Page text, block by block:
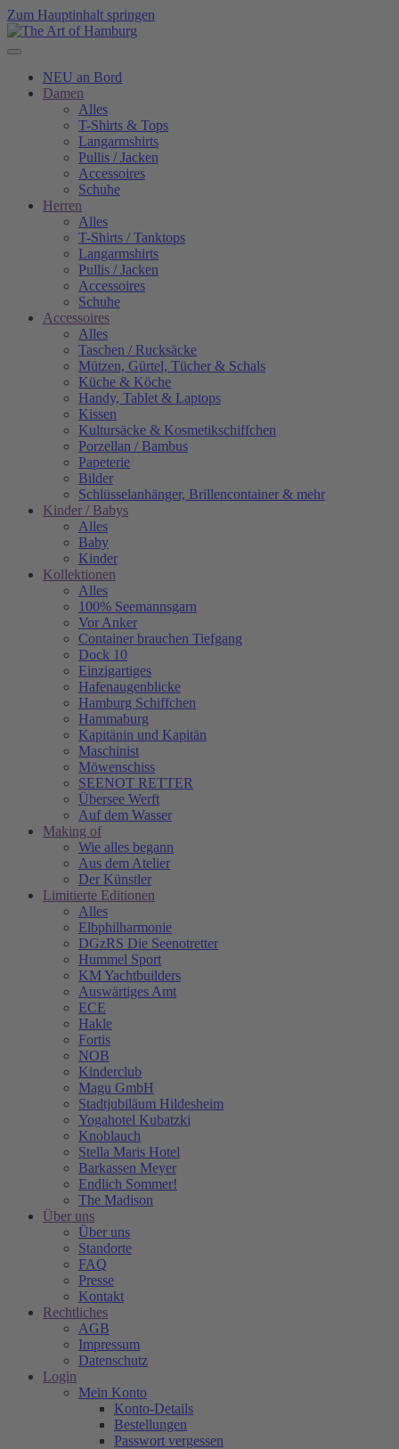
Zum Hauptinhalt springen
NEU an Bord
Damen
Alles
T-Shirts & Tops
Langarmshirts
Pullis / Jacken
Accessoires
Schuhe
Herren
Alles
T-Shirts / Tanktops
Langarmshirts
Pullis / Jacken
Accessoires
Schuhe
Accessoires
Alles
Taschen / Rucksäcke
Mützen, Gürtel, Tücher & Schals
Küche & Köche
Handy, Tablet & Laptops
Kissen
Kultursäcke & Kosmetikschiffchen
Porzellan / Bambus
Papeterie
Bilder
Schlüsselanhänger, Brillencontainer & mehr
Kinder / Babys
Alles
Baby
Kinder
Kollektionen
Alles
100% Seemannsgarn
Vor Anker
Container brauchen Tiefgang
Dock 10
Einzigartiges
Hafenaugen­blicke
Hamburg Schiffchen
Hammaburg
Kapitänin und Kapitän
Maschinist
Möwenschiss
SEENOT RETTER
Übersee Werft
Auf dem Wasser
Making of
Wie alles begann
Aus dem Atelier
Der Künstler
Limitierte Editionen
Alles
Elbphilharmonie
DGzRS Die Seenotretter
Hummel Sport
KM Yachtbuilders
Auswärtiges Amt
ECE
Hakle
Fortis
NOB
Kinderclub
Magu GmbH
Stadtjubiläum Hildesheim
Yogahotel Kubatzki
Knoblauch
Stella Maris Hotel
Barkassen Meyer
Endlich Sommer!
The Madison
Über uns
Über uns
Standorte
FAQ
Presse
Kontakt
Rechtliches
AGB
Impressum
Datenschutz
Login
Mein Konto
Konto-Details
Bestellungen
Passwort vergessen